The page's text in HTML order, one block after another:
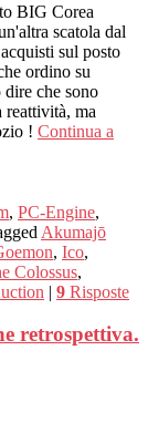
BIG Corea
scatola dal
sul posto
ordino su
che sono
reattività, ma
! Continua a
, PC-Engine,
Akumajō
, Ico,
Colossus,
| 9 Risposte
retrospettiva.